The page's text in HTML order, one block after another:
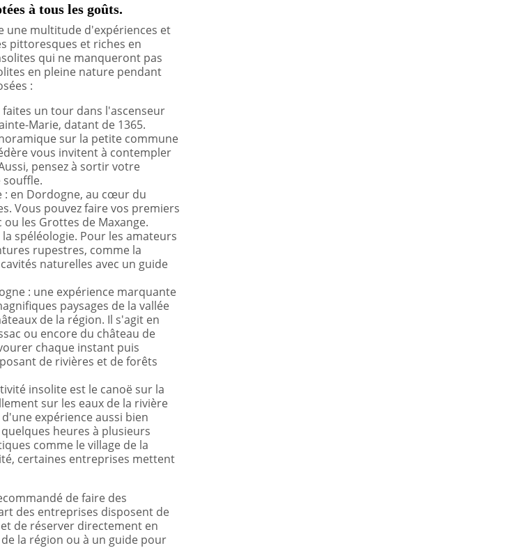
à tous les goûts.
une multitude d'expériences et
pittoresques et riches en
qui ne manqueront pas
en pleine nature pendant
:
un tour dans l'ascenseur
Marie, datant de 1365.
sur la petite commune
vous invitent à contempler
pensez à sortir votre
: en Dordogne, au cœur du
Vous pouvez faire vos premiers
les Grottes de Maxange.
spéléologie. Pour les amateurs
rupestres, comme la
naturelles avec un guide
: une expérience marquante
paysages de la vallée
de la région. Il s'agit en
ou encore du château de
chaque instant puis
de rivières et de forêts
insolite est le canoë sur la
sur les eaux de la rivière
expérience aussi bien
heures à plusieurs
comme le village de la
certaines entreprises mettent
de faire des
des entreprises disposent de
de réserver directement en
la région ou à un guide pour